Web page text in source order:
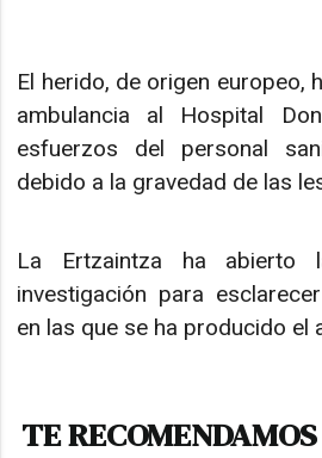
El herido, de origen europeo,
ambulancia al Hospital
esfuerzos del personal
debido a la gravedad de las
La Ertzaintza ha abierto
investigación para
en las que se ha producido el
TE RECOMENDAMOS